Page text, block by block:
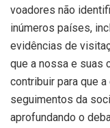
voadores não
inúmeros países,
evidências de
que a nossa e suas
contribuir para que
seguimentos da
aprofundando o